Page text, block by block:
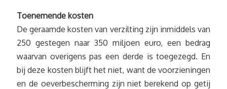
Toenemende kosten
De geraamde kosten van verzilting zijn inmiddels van
250 gestegen naar 350 miljoen euro, een bedrag
waarvan overigens pas een derde is toegezegd. En
bij deze kosten blijft het niet, want de voorzieningen
en de oeverbescherming zijn niet berekend op getij